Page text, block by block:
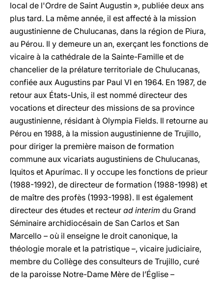
local de l'Ordre de Saint Augustin », publiée deux ans
plus tard. La même année, il est affecté à la mission
augustinienne de Chulucanas, dans la région de Piura,
au Pérou. Il y demeure un an, exerçant les fonctions de
vicaire à la cathédrale de la Sainte-Famille et de
chancelier de la prélature territoriale de Chulucanas,
confiée aux Augustins par Paul VI en 1964. En 1987, de
retour aux États-Unis, il est nommé directeur des
vocations et directeur des missions de sa province
augustinienne, résidant à Olympia Fields. Il retourne au
Pérou en 1988, à la mission augustinienne de Trujillo,
pour diriger la première maison de formation
commune aux vicariats augustiniens de Chulucanas,
Iquitos et Apurímac. Il y occupe les fonctions de prieur
(1988-1992), de directeur de formation (1988-1998) et
de maître des profès (1993-1998). Il est également
directeur des études et recteur ad interim du Grand
Séminaire archidiocésain de San Carlos et San
Marcello – où il enseigne le droit canonique, la
théologie morale et la patristique –, vicaire judiciaire,
membre du Collège des consulteurs de Trujillo, curé
de la paroisse Notre-Dame Mère de l’Église –